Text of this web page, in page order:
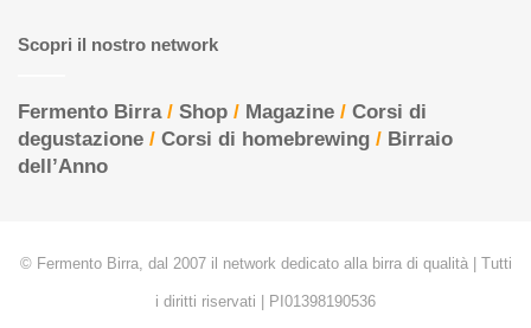
Scopri il nostro network
Fermento Birra/ Shop / Magazine / Corsi di
degustazione / Corsi di homebrewing / Birraio
dell’Anno
© Fermento Birra, dal 2007 il network dedicato alla birra di qualità | Tutti
i diritti riservati | PI01398190536